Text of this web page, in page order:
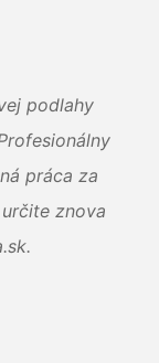
podlahy
práca za
znova